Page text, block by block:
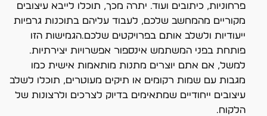
פרחוניות, כיתובים ועוד. יתרה מכך, תוכלו לייבא עיצובים
מקוריים מהמחשב שלכם, לעבוד עליהם בתוכנות גרפיות
ייעודיות ולשלב אותם בפרויקטים שלכם.הגמישות הזו
פותחת בפני המשתמש אינספור אפשרויות יצירתיות.
למשל, אם אתם יוצרים מתנות מותאמות אישית כמו
מגבות עם שמות רקומים או תיקים מעוטרים, תוכלו לשלב
עיצובים ייחודיים שמתאימים בדיוק לצרכים ולרצונות של
הלקוח.